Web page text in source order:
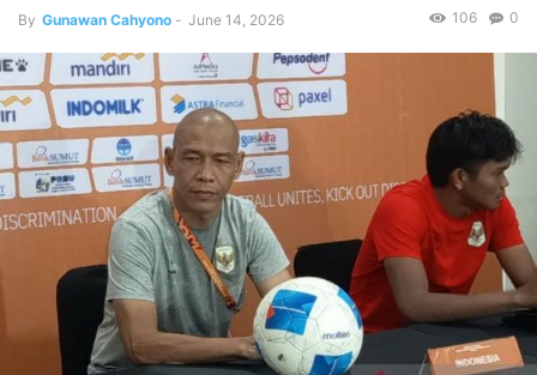
By Gunawan Cahyono - June 14, 2026 0
106